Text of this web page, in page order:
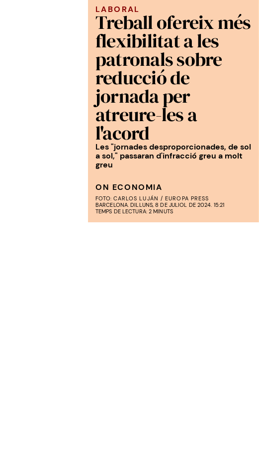
LABORAL
Treball ofereix més
flexibilitat a les
patronals sobre
reducció de
jornada per
atreure-les a
l'acord
Les "jornades desproporcionades, de sol
a sol," passaran d'infracció greu a molt
greu
ON ECONOMIA
FOTO: CARLOS LUJÁN / EUROPA PRESS
BARCELONA. DILLUNS, 8 DE JULIOL DE 2024. 15:21
TEMPS DE LECTURA: 2 MINUTS